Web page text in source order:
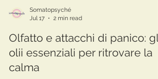
Jul 17
2 min read
Olfatto e attacchi di panico: gli
olii essenziali per ritrovare la